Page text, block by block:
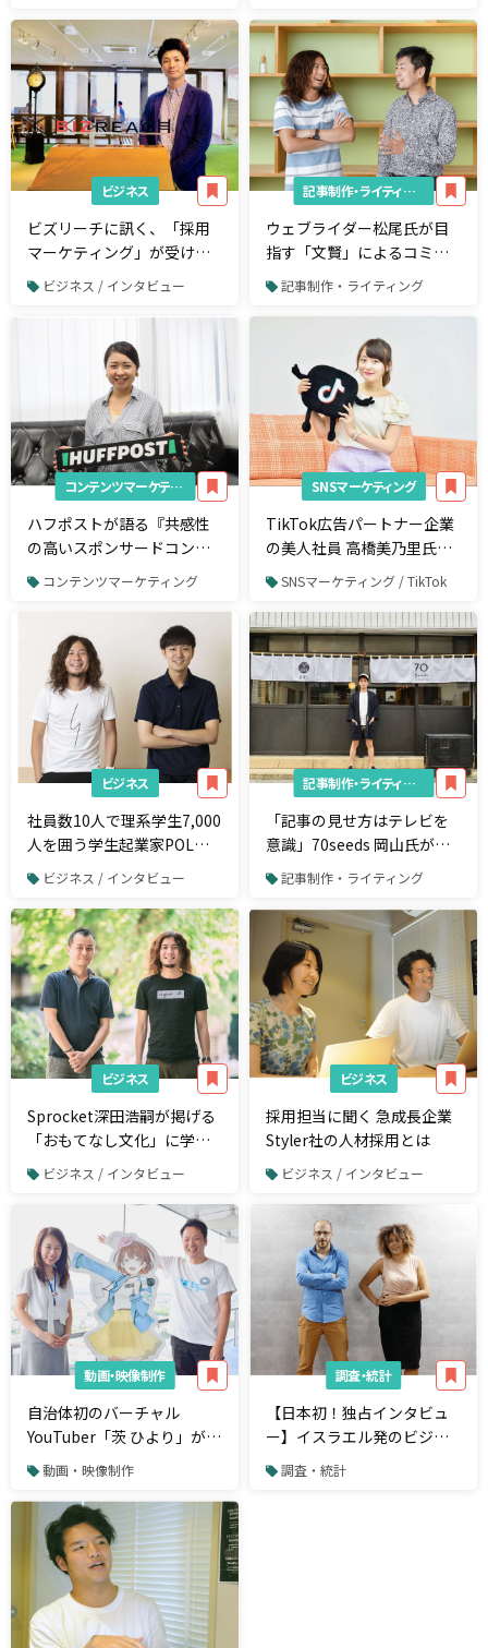
ビジネス
ビズリーチに訊く、「採用
マーケティング」が受け入
れられる背景とその理由
ビジネス / インタビュー
記事制作・ライティング
ウェブライダー松尾氏が目
指す「文賢」によるコミュ
ニケーションの形
記事制作・ライティング
コンテンツマーケティング
ハフポストが語る『共感性
の高いスポンサードコンテ
ンツ』とは？
コンテンツマーケティング
SNSマーケティング
TikTok広告パートナー企業
の美人社員 高橋美乃里氏と
「TikTokのこれから」につ
いて考察してみた。
SNSマーケティング / TikTok
ビジネス
社員数10人で理系学生7,000
人を囲う学生起業家POL加
茂氏が語る「研究環境を向
上させる狙いとは」
ビジネス / インタビュー
記事制作・ライティング
「記事の見せ方はテレビを
意識」70seeds 岡山氏が語
る「伝わるメディア」の作
り方
記事制作・ライティング
ビジネス
Sprocket深田浩嗣が掲げる
「おもてなし文化」に学ぶ
サイト改善のヒント
ビジネス / インタビュー
ビジネス
採用担当に聞く 急成長企業
Styler社の人材採用とは
ビジネス / インタビュー
動画・映像制作
自治体初のバーチャル
YouTuber「茨 ひより」がで
きるまで
動画・映像制作
調査・統計
【日本初！独占インタビュ
ー】イスラエル発のビジネ
ス管理ツール「monday.
調査・統計